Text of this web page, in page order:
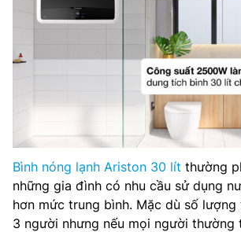
Bình nóng lạnh Ariston 30 lít thường
những gia đình có nhu cầu sử dụng
hơn mức trung bình. Mặc dù số lượng
3 người nhưng nếu mọi người thường